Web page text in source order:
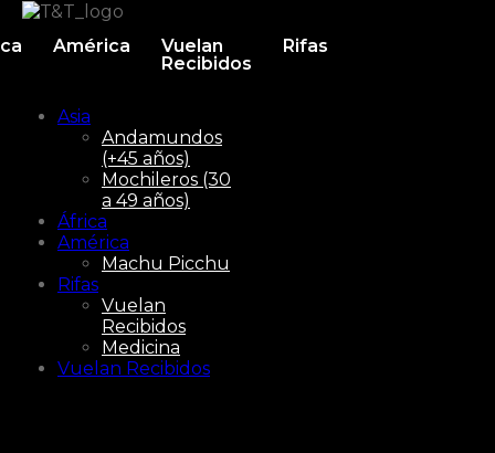
América
Vuelan
Recibidos
Rifas
Asia
Andamundos
(+45 años)
Mochileros (30
a 49 años)
África
América
Machu Picchu
Rifas
Vuelan
Recibidos
Medicina
Vuelan Recibidos